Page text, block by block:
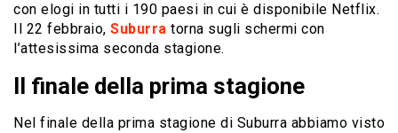
con elogi in tutti i 190 paesi in cui è disponibile Netflix.
Il 22 febbraio, Suburra torna sugli schermi con
l’attesissima seconda stagione.
Il finale della prima stagione
Nel finale della prima stagione di Suburra abbiamo visto